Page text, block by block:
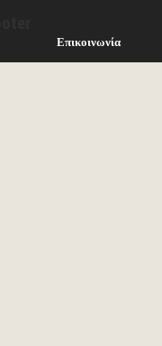
Επικοινωνία